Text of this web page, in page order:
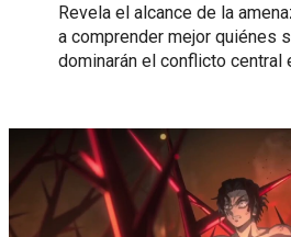
Revela el alcance de la
a comprender mejor quiénes
dominarán el conflicto central